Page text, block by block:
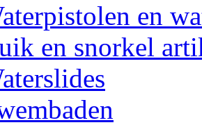
en
en snorkel